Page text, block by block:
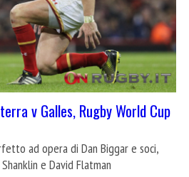
v Galles, Rugby World Cup
ad opera di Dan Biggar e soci,
e David Flatman